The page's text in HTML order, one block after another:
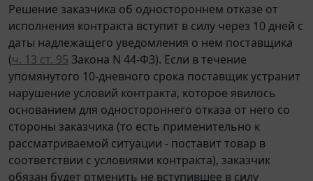
Решение заказчика об одностороннем отказе от
исполнения контракта вступит в силу через 10 дней с
даты надлежащего уведомления о нем поставщика
(ч. 13 ст. 95 Закона N 44-ФЗ). Если в течение
упомянутого 10-дневного срока поставщик устранит
нарушение условий контракта, которое явилось
основанием для одностороннего отказа от него со
стороны заказчика (то есть применительно к
рассматриваемой ситуации - поставит товар в
соответствии с условиями контракта), заказчик
обязан будет отменить не вступившее в силу